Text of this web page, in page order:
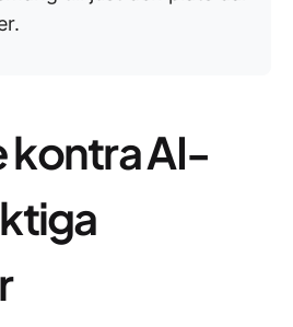
AI-